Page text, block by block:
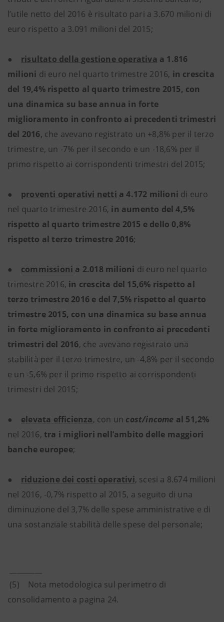
l’utile netto del 2016 è risultato pari a 3.670 milioni di
euro rispetto a 3.091 milioni del 2015;
● risultato della gestione operativa a 1.816
milioni di euro nel quarto trimestre 2016, in crescita
del 19,4% rispetto al quarto trimestre 2015, con
una dinamica su base annua in forte
miglioramento in confronto ai precedenti trimestri
del 2016, che avevano registrato un +8,8% per il terzo
trimestre, un -7% per il secondo e un -18,6% per il
primo rispetto ai corrispondenti trimestri del 2015;
● proventi operativi netti a 4.172 milioni di euro
nel quarto trimestre 2016, in aumento del 4,5%
rispetto al quarto trimestre 2015 e dello 0,8%
rispetto al terzo trimestre 2016;
● commissioni a 2.018 milioni di euro nel quarto
trimestre 2016, in crescita del 15,6% rispetto al
terzo trimestre 2016 e del 7,5% rispetto al quarto
trimestre 2015, con una dinamica su base annua
in forte miglioramento in confronto ai precedenti
trimestri del 2016, che avevano registrato una
stabilità per il terzo trimestre, un -4,8% per il secondo
e un -5,6% per il primo rispetto ai corrispondenti
trimestri del 2015;
● elevata efficienza, con un cost/income al 51,2%
nel 2016, tra i migliori nell’ambito delle maggiori
banche europee;
● riduzione dei costi operativi, scesi a 8.674 milioni
nel 2016, -0,7% rispetto al 2015, a seguito di una
diminuzione del 3,7% delle spese amministrative e di
una sostanziale stabilità delle spese del personale;
(5) Nota metodologica sul perimetro di
consolidamento a pagina 24.